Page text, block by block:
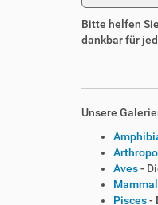
Bitte helfen
dankbar für
Unsere
Aves-
Pisces-